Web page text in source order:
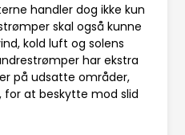
handler dog ikke kun
skal også kunne
kold luft og solens
har ekstra
på udsatte områder,
at beskytte mod slid